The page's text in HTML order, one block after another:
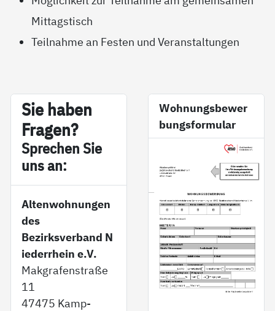
Mittagstisch
Teilnahme an Festen und Veranstaltungen
Sie ha­ben
Fra­gen?
Sp­re­chen Sie
uns an:
Altenwohnungen
des
Bezirksverband N
iederrhein e.V.
Makgrafenstraße
11
47475 Kamp-
Wohnungsbewer
bungsformular